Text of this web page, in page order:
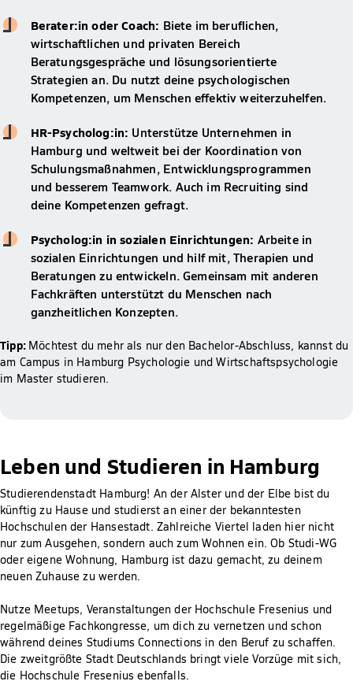
Berater:in oder Coach: Biete im beruflichen,
wirtschaftlichen und privaten Bereich
Beratungsgespräche und lösungsorientierte
Strategien an. Du nutzt deine psychologischen
Kompetenzen, um Menschen effektiv weiterzuhelfen.
HR-Psycholog:in: Unterstütze Unternehmen in
Hamburg und weltweit bei der Koordination von
Schulungsmaßnahmen, Entwicklungsprogrammen
und besserem Teamwork. Auch im Recruiting sind
deine Kompetenzen gefragt.
Psycholog:in in sozialen Einrichtungen: Arbeite in
sozialen Einrichtungen und hilf mit, Therapien und
Beratungen zu entwickeln. Gemeinsam mit anderen
Fachkräften unterstützt du Menschen nach
ganzheitlichen Konzepten.
Tipp: Möchtest du mehr als nur den Bachelor-Abschluss, kannst du
am Campus in Hamburg Psychologie und Wirtschaftspsychologie
im Master studieren.
Leben und Studieren in Hamburg
Studierendenstadt Hamburg! An der Alster und der Elbe bist du
künftig zu Hause und studierst an einer der bekanntesten
Hochschulen der Hansestadt. Zahlreiche Viertel laden hier nicht
nur zum Ausgehen, sondern auch zum Wohnen ein. Ob Studi-WG
oder eigene Wohnung, Hamburg ist dazu gemacht, zu deinem
neuen Zuhause zu werden.
Nutze Meetups, Veranstaltungen der Hochschule Fresenius und
regelmäßige Fachkongresse, um dich zu vernetzen und schon
während deines Studiums Connections in den Beruf zu schaffen.
Die zweitgrößte Stadt Deutschlands bringt viele Vorzüge mit sich,
die Hochschule Fresenius ebenfalls.